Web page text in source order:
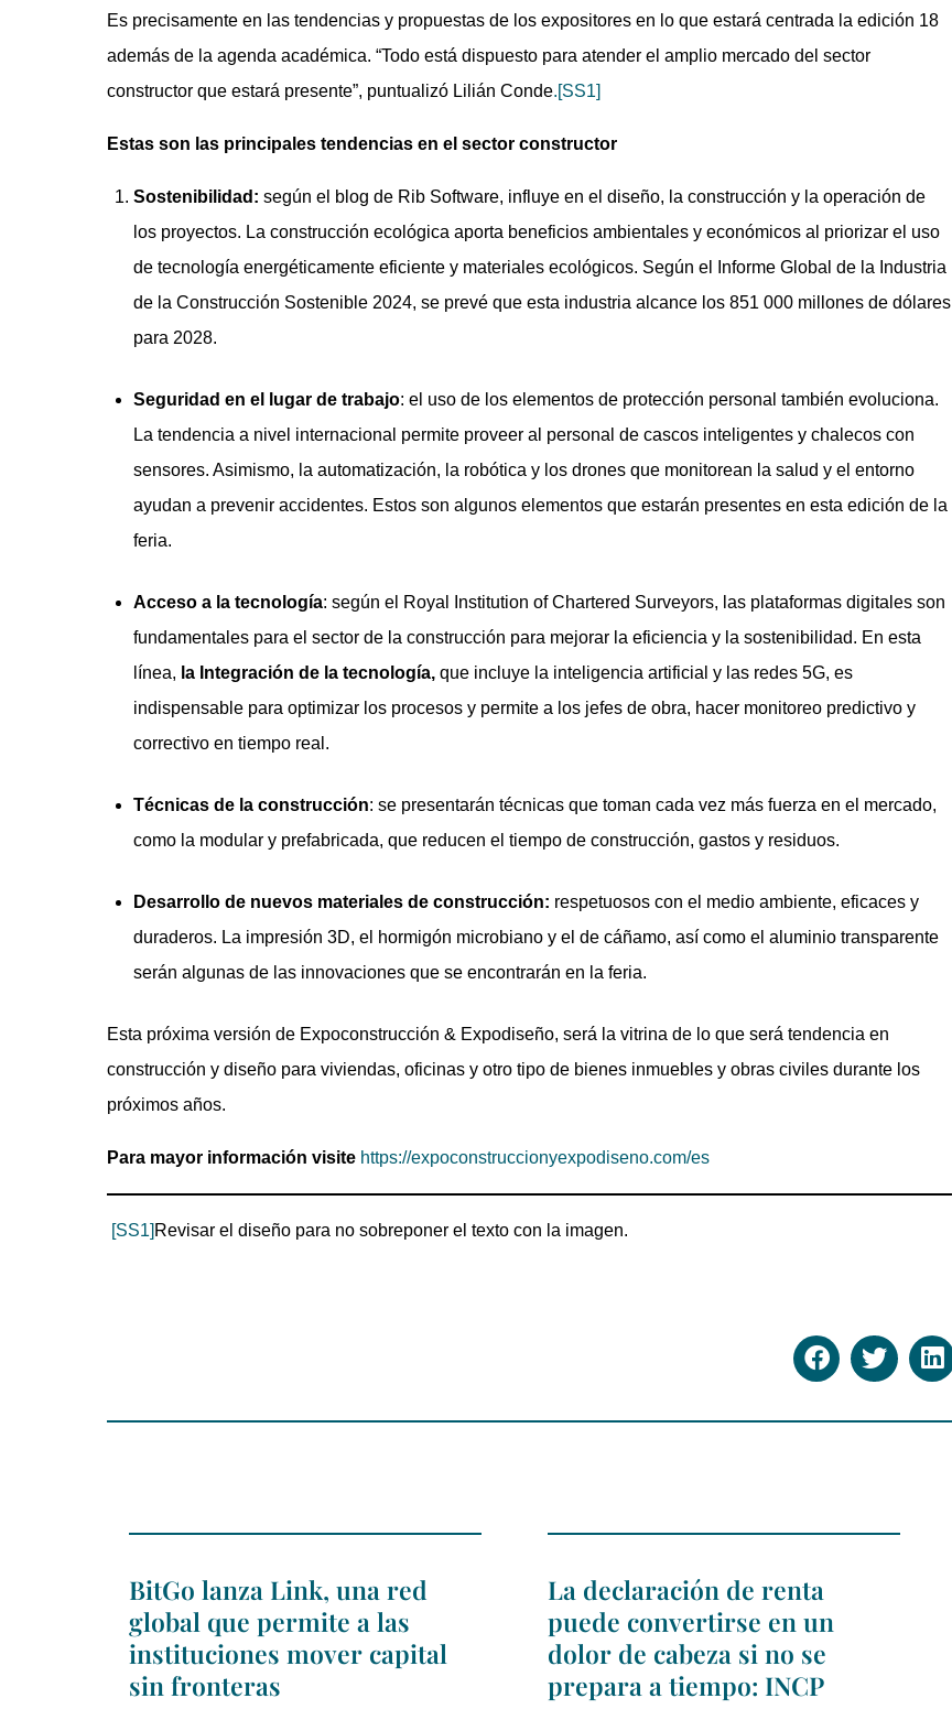
Es precisamente en las tendencias y propuestas de los expositores en lo que estará centrada la edición 18
además de la agenda académica. “Todo está dispuesto para atender el amplio mercado del sector
constructor que estará presente”, puntualizó Lilián Conde.[SS1]
Estas son las principales tendencias en el sector constructor
Sostenibilidad: según el blog de Rib Software, influye en el diseño, la construcción y la operación de
los proyectos. La construcción ecológica aporta beneficios ambientales y económicos al priorizar el uso
de tecnología energéticamente eficiente y materiales ecológicos. Según el Informe Global de la Industria
de la Construcción Sostenible 2024, se prevé que esta industria alcance los 851 000 millones de dólares
para 2028.
Seguridad en el lugar de trabajo: el uso de los elementos de protección personal también evoluciona.
La tendencia a nivel internacional permite proveer al personal de cascos inteligentes y chalecos con
sensores. Asimismo, la automatización, la robótica y los drones que monitorean la salud y el entorno
ayudan a prevenir accidentes. Estos son algunos elementos que estarán presentes en esta edición de la
feria.
Acceso a la tecnología: según el Royal Institution of Chartered Surveyors, las plataformas digitales son
fundamentales para el sector de la construcción para mejorar la eficiencia y la sostenibilidad. En esta
línea, la Integración de la tecnología, que incluye la inteligencia artificial y las redes 5G, es
indispensable para optimizar los procesos y permite a los jefes de obra, hacer monitoreo predictivo y
correctivo en tiempo real.
Técnicas de la construcción: se presentarán técnicas que toman cada vez más fuerza en el mercado,
como la modular y prefabricada, que reducen el tiempo de construcción, gastos y residuos.
Desarrollo de nuevos materiales de construcción: respetuosos con el medio ambiente, eficaces y
duraderos. La impresión 3D, el hormigón microbiano y el de cáñamo, así como el aluminio transparente
serán algunas de las innovaciones que se encontrarán en la feria.
Esta próxima versión de Expoconstrucción & Expodiseño, será la vitrina de lo que será tendencia en
construcción y diseño para viviendas, oficinas y otro tipo de bienes inmuebles y obras civiles durante los
próximos años.
Para mayor información visite https://expoconstruccionyexpodiseno.com/es
[SS1] Revisar el diseño para no sobreponer el texto con la imagen.
BitGo lanza Link, una red
global que permite a las
instituciones mover capital
sin fronteras
La declaración de renta
puede convertirse en un
dolor de cabeza si no se
prepara a tiempo: INCP